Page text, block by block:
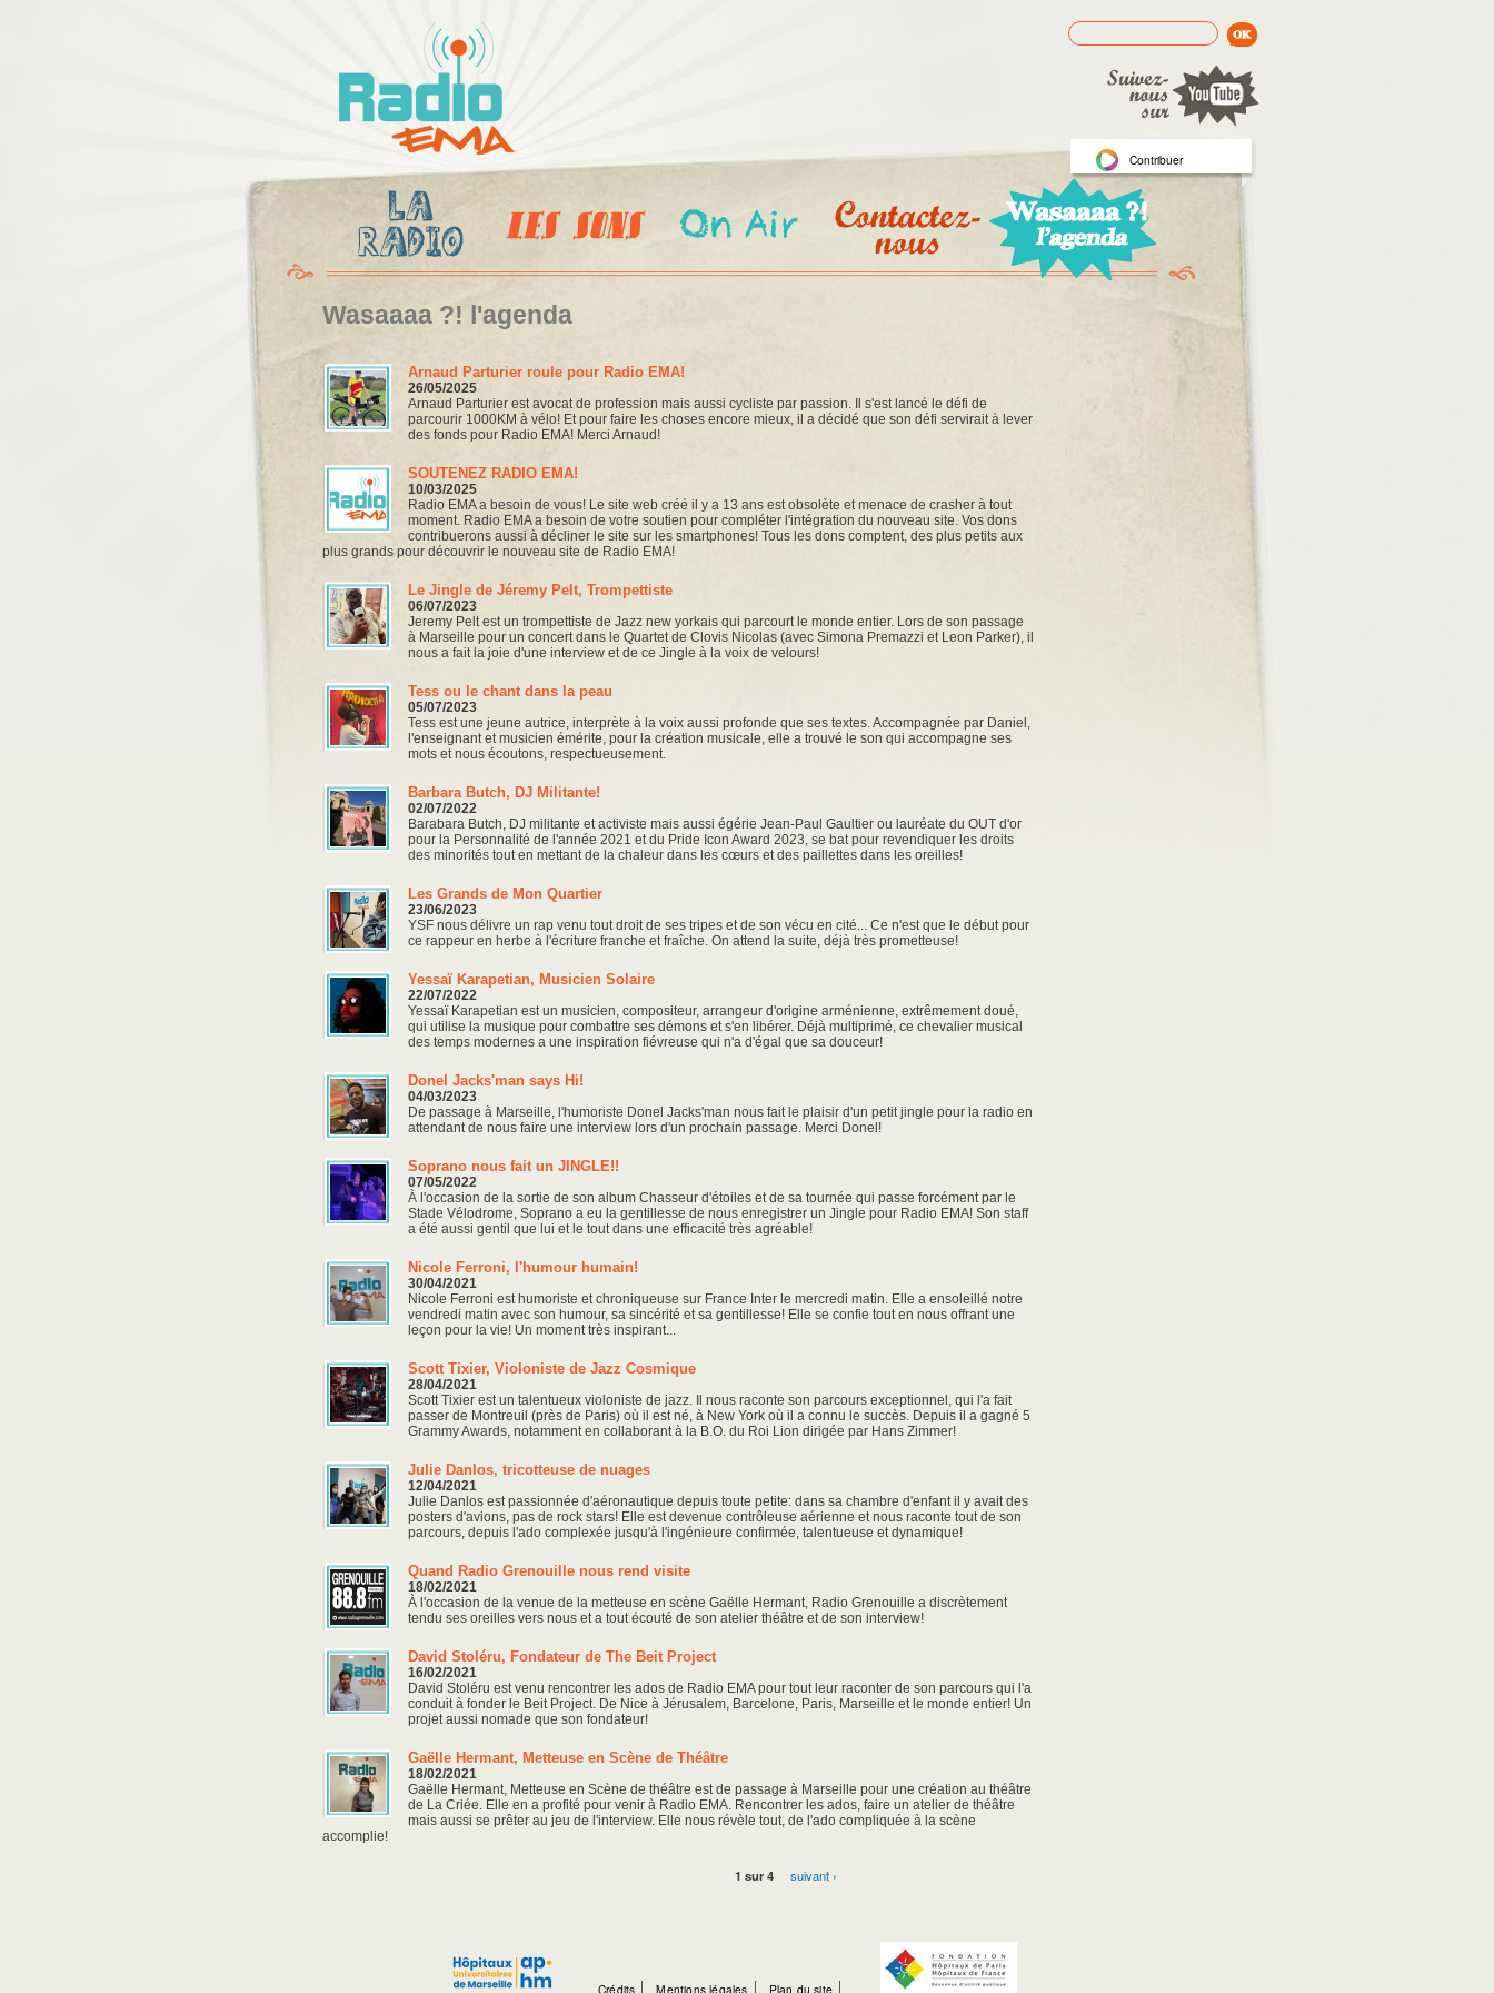
Formulaire de recherche
Rechercher
Contribuer
Wasaaaa ?! l'agenda
Arnaud Parturier roule pour Radio EMA!
26/05/2025
Arnaud Parturier est avocat de profession mais aussi cycliste par passion. Il s'est lancé le défi de
parcourir 1000KM à vélo! Et pour faire les choses encore mieux, il a décidé que son défi servirait à lever
des fonds pour Radio EMA! Merci Arnaud!
SOUTENEZ RADIO EMA!
10/03/2025
Radio EMA a besoin de vous! Le site web créé il y a 13 ans est obsolète et menace de crasher à tout
moment. Radio EMA a besoin de votre soutien pour compléter l'intégration du nouveau site. Vos dons
contribuerons aussi à décliner le site sur les smartphones! Tous les dons comptent, des plus petits aux
plus grands pour découvrir le nouveau site de Radio EMA!
Le Jingle de Jéremy Pelt, Trompettiste
06/07/2023
Jeremy Pelt est un trompettiste de Jazz new yorkais qui parcourt le monde entier. Lors de son passage
à Marseille pour un concert dans le Quartet de Clovis Nicolas (avec Simona Premazzi et Leon Parker), il
nous a fait la joie d'une interview et de ce Jingle à la voix de velours!
Tess ou le chant dans la peau
05/07/2023
Tess est une jeune autrice, interprète à la voix aussi profonde que ses textes. Accompagnée par Daniel,
l'enseignant et musicien émérite, pour la création musicale, elle a trouvé le son qui accompagne ses
mots et nous écoutons, respectueusement.
Barbara Butch, DJ Militante!
02/07/2022
Barabara Butch, DJ militante et activiste mais aussi égérie Jean-Paul Gaultier ou lauréate du OUT d'or
pour la Personnalité de l'année 2021 et du Pride Icon Award 2023, se bat pour revendiquer les droits
des minorités tout en mettant de la chaleur dans les cœurs et des paillettes dans les oreilles!
Les Grands de Mon Quartier
23/06/2023
YSF nous délivre un rap venu tout droit de ses tripes et de son vécu en cité... Ce n'est que le début pour
ce rappeur en herbe à l'écriture franche et fraîche. On attend la suite, déjà très prometteuse!
Yessaï Karapetian, Musicien Solaire
22/07/2022
Yessaï Karapetian est un musicien, compositeur, arrangeur d'origine arménienne, extrêmement doué,
qui utilise la musique pour combattre ses démons et s'en libérer. Déjà multiprimé, ce chevalier musical
des temps modernes a une inspiration fiévreuse qui n'a d'égal que sa douceur!
Donel Jacks'man says Hi!
04/03/2023
De passage à Marseille, l'humoriste Donel Jacks'man nous fait le plaisir d'un petit jingle pour la radio en
attendant de nous faire une interview lors d'un prochain passage. Merci Donel!
Soprano nous fait un JINGLE!!
07/05/2022
À l'occasion de la sortie de son album Chasseur d'étoiles et de sa tournée qui passe forcément par le
Stade Vélodrome, Soprano a eu la gentillesse de nous enregistrer un Jingle pour Radio EMA! Son staff
a été aussi gentil que lui et le tout dans une efficacité très agréable!
Nicole Ferroni, l'humour humain!
30/04/2021
Nicole Ferroni est humoriste et chroniqueuse sur France Inter le mercredi matin. Elle a ensoleillé notre
vendredi matin avec son humour, sa sincérité et sa gentillesse! Elle se confie tout en nous offrant une
leçon pour la vie! Un moment très inspirant...
Scott Tixier, Violoniste de Jazz Cosmique
28/04/2021
Scott Tixier est un talentueux violoniste de jazz. Il nous raconte son parcours exceptionnel, qui l'a fait
passer de Montreuil (près de Paris) où il est né, à New York où il a connu le succès. Depuis il a gagné 5
Grammy Awards, notamment en collaborant à la B.O. du Roi Lion dirigée par Hans Zimmer!
Julie Danlos, tricotteuse de nuages
12/04/2021
Julie Danlos est passionnée d'aéronautique depuis toute petite: dans sa chambre d'enfant il y avait des
posters d'avions, pas de rock stars! Elle est devenue contrôleuse aérienne et nous raconte tout de son
parcours, depuis l'ado complexée jusqu'à l'ingénieure confirmée, talentueuse et dynamique!
Quand Radio Grenouille nous rend visite
18/02/2021
À l'occasion de la venue de la metteuse en scène Gaëlle Hermant, Radio Grenouille a discrètement
tendu ses oreilles vers nous et a tout écouté de son atelier théâtre et de son interview!
David Stoléru, Fondateur de The Beit Project
16/02/2021
David Stoléru est venu rencontrer les ados de Radio EMA pour tout leur raconter de son parcours qui l'a
conduit à fonder le Beit Project. De Nice à Jérusalem, Barcelone, Paris, Marseille et le monde entier! Un
projet aussi nomade que son fondateur!
Gaëlle Hermant, Metteuse en Scène de Théâtre
18/02/2021
Gaëlle Hermant, Metteuse en Scène de théâtre est de passage à Marseille pour une création au théâtre
de La Criée. Elle en a profité pour venir à Radio EMA. Rencontrer les ados, faire un atelier de théâtre
mais aussi se prêter au jeu de l'interview. Elle nous révèle tout, de l'ado compliquée à la scène
accomplie!
1 sur 4 suivant ›
Crédits Mentions légales Plan du site